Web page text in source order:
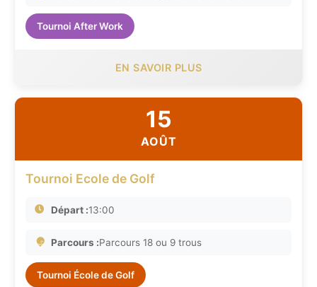
Tournoi After Work
EN SAVOIR PLUS
15
AOÛT
Tournoi Ecole de Golf
Départ :13:00
Parcours :Parcours 18 ou 9 trous
Tournoi École de Golf